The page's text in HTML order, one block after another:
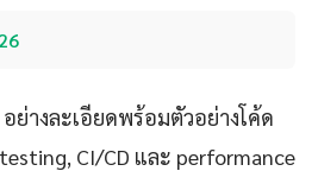
ย่างละเอียดพร้อมตัวอย่างโค้ด
CI/CD และ performance